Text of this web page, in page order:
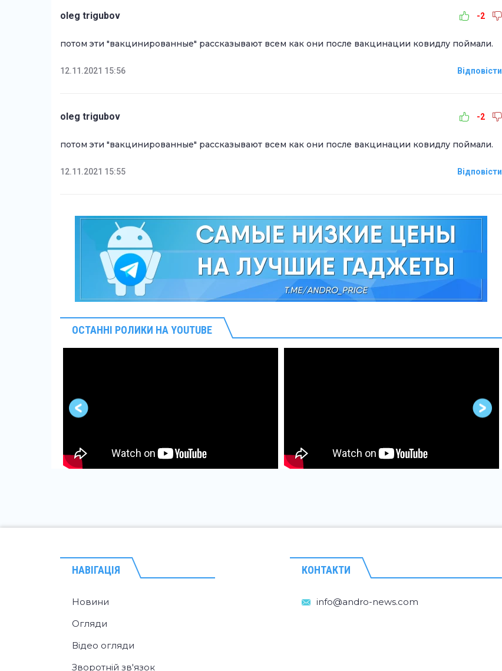
oleg trigubov -2
потом эти "вакцинированные" рассказывают всем как они после вакцинации ковидлу поймали.
12.11.2021 15:56 Відповісти
oleg trigubov -2
потом эти "вакцинированные" рассказывают всем как они после вакцинации ковидлу поймали.
12.11.2021 15:55 Відповісти
ОСТАННІ РОЛИКИ НА YOUTUBE
НАВІГАЦІЯ
Новини
Огляди
Відео огляди
Зворотній зв'язок
КОНТАКТИ